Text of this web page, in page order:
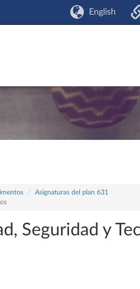
English
Asignaturas del plan 631
Seguridad y